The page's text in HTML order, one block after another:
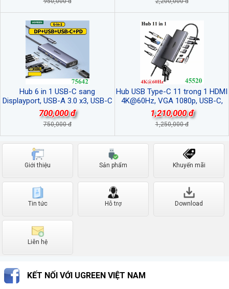
Hub 6 in 1 USB-C sang
Displayport, USB-A 3.0 x3, USB-C
x1, sạc PD 100W hỗ trợ 4K/60Hz
Ugreen 75642
700,000 đ
750,000 đ
Hub USB Type-C 11 trong 1 HDMI
4K@60Hz, VGA 1080p, USB-C,
USB-A, RJ45, SD/TF, 3.5mm
Ugreen 45520
1,210,000 đ
1,250,000 đ
Giới thiệu Sản phẩm Khuyến mãi
Tin tức Hỗ trợ Download
Liên hệ
KẾT NỐI VỚI UGREEN VIỆT NAM